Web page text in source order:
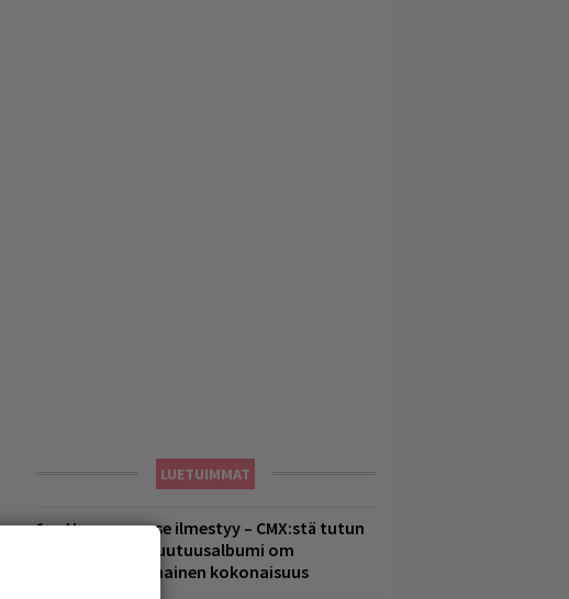
LUETUIMMAT
Huomenna se ilmestyy – CMX:stä tutun
A.W. Yrjänän uutuusalbumi om
mammuttimainen kokonaisuus